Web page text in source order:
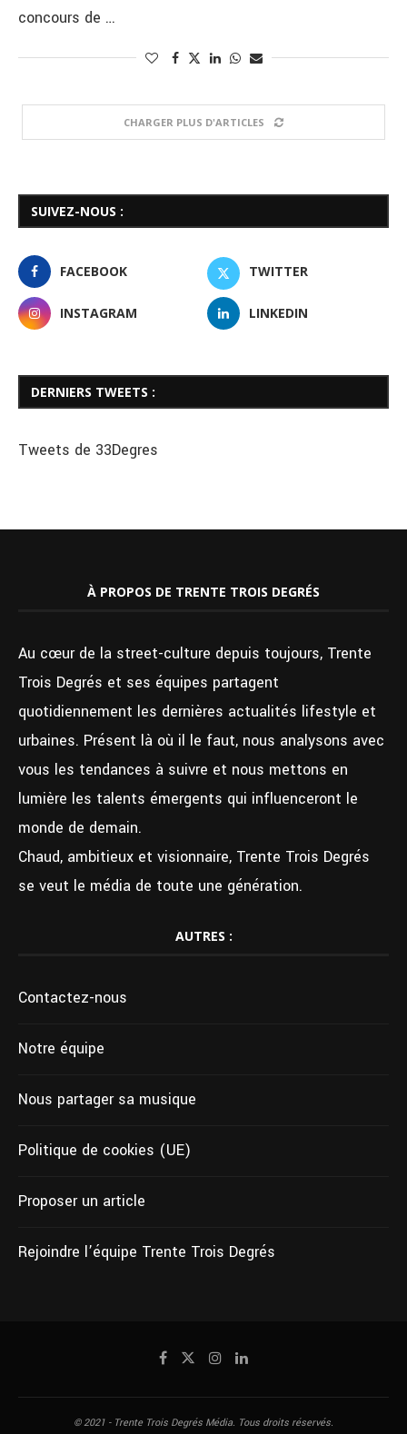
concours de …
CHARGER PLUS D'ARTICLES
SUIVEZ-NOUS :
FACEBOOK TWITTER
INSTAGRAM LINKEDIN
DERNIERS TWEETS :
Tweets de 33Degres
À PROPOS DE TRENTE TROIS DEGRÉS
Au cœur de la street-culture depuis toujours, Trente
Trois Degrés et ses équipes partagent
quotidiennement les dernières actualités lifestyle et
urbaines. Présent là où il le faut, nous analysons avec
vous les tendances à suivre et nous mettons en
lumière les talents émergents qui influenceront le
monde de demain.
Chaud, ambitieux et visionnaire, Trente Trois Degrés
se veut le média de toute une génération.
AUTRES :
Contactez-nous
Notre équipe
Nous partager sa musique
Politique de cookies (UE)
Proposer un article
Rejoindre l’équipe Trente Trois Degrés
© 2021 - Trente Trois Degrés Média. Tous droits réservés.